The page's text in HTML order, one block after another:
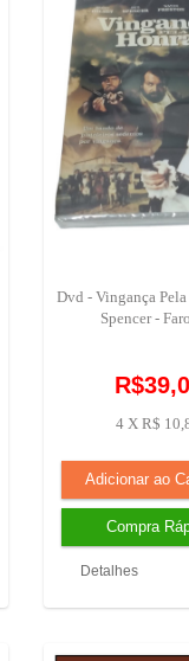
Dvd - Vingança
Spencer -
4 X R$
Detalhes